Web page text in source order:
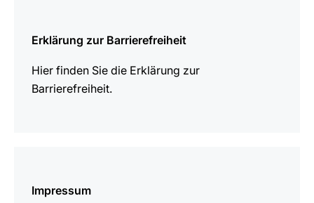
Erklärung zur Barrierefreiheit
Hier finden Sie die Erklärung zur
Barrierefreiheit.
Impressum